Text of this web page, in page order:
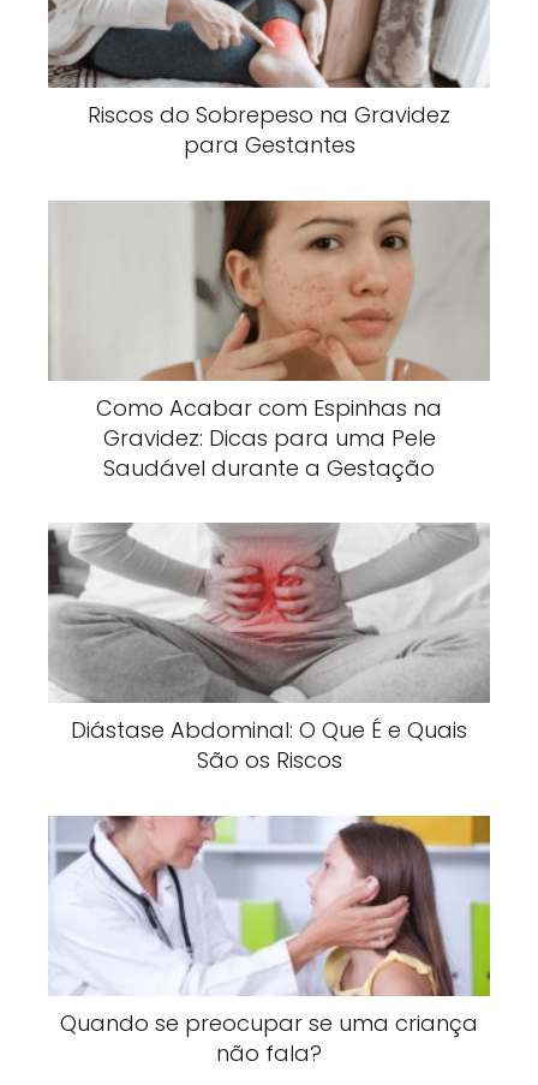
Riscos do Sobrepeso na Gravidez
para Gestantes
Como Acabar com Espinhas na
Gravidez: Dicas para uma Pele
Saudável durante a Gestação
Diástase Abdominal: O Que É e Quais
São os Riscos
Quando se preocupar se uma criança
não fala?